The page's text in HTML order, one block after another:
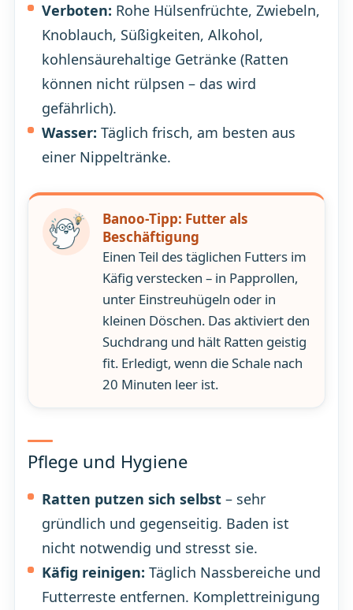
Verboten: Rohe Hülsenfrüchte, Zwiebeln,
Knoblauch, Süßigkeiten, Alkohol,
kohlensäurehaltige Getränke (Ratten
können nicht rülpsen – das wird
gefährlich).
Wasser: Täglich frisch, am besten aus
einer Nippeltränke.
Banoo-Tipp: Futter als
Beschäftigung
Einen Teil des täglichen Futters im
Käfig verstecken – in Papprollen,
unter Einstreuhügeln oder in
kleinen Döschen. Das aktiviert den
Suchdrang und hält Ratten geistig
fit. Erledigt, wenn die Schale nach
20 Minuten leer ist.
Pflege und Hygiene
Ratten putzen sich selbst– sehr
gründlich und gegenseitig. Baden ist
nicht notwendig und stresst sie.
Käfig reinigen: Täglich Nassbereiche und
Futterreste entfernen. Komplettreinigung